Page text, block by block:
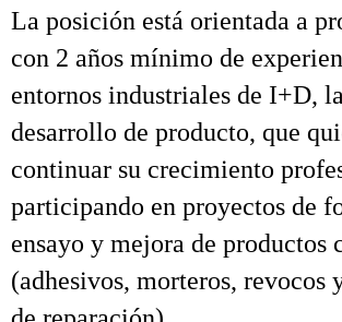
La posición está orientada a
con 2 años mínimo de
entornos industriales de I+D,
desarrollo de producto, que
continuar su crecimiento
participando en proyectos de
ensayo y mejora de productos
(adhesivos, morteros, revocos